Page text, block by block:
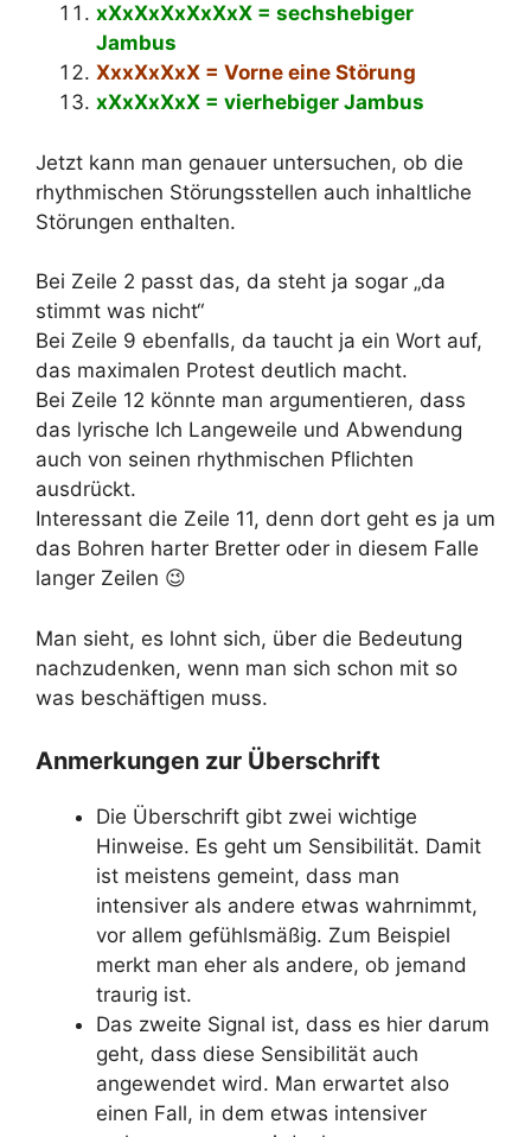
xXxXxXxXxXxX = sechshebiger
Jambus
XxxXxXxX = Vorne eine Störung
xXxXxXxX = vierhebiger Jambus
Jetzt kann man genauer untersuchen, ob die
rhythmischen Störungsstellen auch inhaltliche
Störungen enthalten.
Bei Zeile 2 passt das, da steht ja sogar „da
stimmt was nicht“
Bei Zeile 9 ebenfalls, da taucht ja ein Wort auf,
das maximalen Protest deutlich macht.
Bei Zeile 12 könnte man argumentieren, dass
das lyrische Ich Langeweile und Abwendung
auch von seinen rhythmischen Pflichten
ausdrückt.
Interessant die Zeile 11, denn dort geht es ja um
das Bohren harter Bretter oder in diesem Falle
langer Zeilen 😉
Man sieht, es lohnt sich, über die Bedeutung
nachzudenken, wenn man sich schon mit so
was beschäftigen muss.
Anmerkungen zur Überschrift
Die Überschrift gibt zwei wichtige
Hinweise. Es geht um Sensibilität. Damit
ist meistens gemeint, dass man
intensiver als andere etwas wahrnimmt,
vor allem gefühlsmäßig. Zum Beispiel
merkt man eher als andere, ob jemand
traurig ist.
Das zweite Signal ist, dass es hier darum
geht, dass diese Sensibilität auch
angewendet wird. Man erwartet also
einen Fall, in dem etwas intensiver